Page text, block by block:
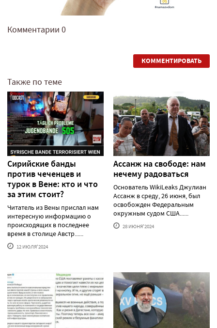
Комментарии 0
КОММЕНТИРОВАТЬ
Также по теме
Сирийские банды
против чеченцев и
турок в Вене: кто и что
за этим стоит?
Читатель из Вены прислал нам
интересную информацию о
происходящих в последнее
время в столице Австр......
12 ИЮЛЯ'2024
Ассанж на свободе: нам
нечему радоваться
Основатель WikiLeaks Джулиан
Ассанж в среду, 26 июня, был
освобожден Федеральным
окружным судом США......
28 ИЮНЯ'2024